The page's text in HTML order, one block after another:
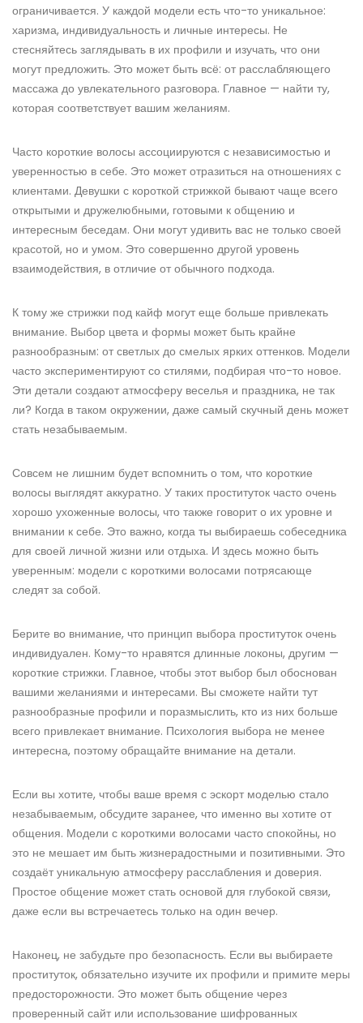
ограничивается. У каждой модели есть что-то уникальное:
харизма, индивидуальность и личные интересы. Не
стесняйтесь заглядывать в их профили и изучать, что они
могут предложить. Это может быть всё: от расслабляющего
массажа до увлекательного разговора. Главное — найти ту,
которая соответствует вашим желаниям.
Часто короткие волосы ассоциируются с независимостью и
уверенностью в себе. Это может отразиться на отношениях с
клиентами. Девушки с короткой стрижкой бывают чаще всего
открытыми и дружелюбными, готовыми к общению и
интересным беседам. Они могут удивить вас не только своей
красотой, но и умом. Это совершенно другой уровень
взаимодействия, в отличие от обычного подхода.
К тому же стрижки под кайф могут еще больше привлекать
внимание. Выбор цвета и формы может быть крайне
разнообразным: от светлых до смелых ярких оттенков. Модели
часто экспериментируют со стилями, подбирая что-то новое.
Эти детали создают атмосферу веселья и праздника, не так
ли? Когда в таком окружении, даже самый скучный день может
стать незабываемым.
Совсем не лишним будет вспомнить о том, что короткие
волосы выглядят аккуратно. У таких проституток часто очень
хорошо ухоженные волосы, что также говорит о их уровне и
внимании к себе. Это важно, когда ты выбираешь собеседника
для своей личной жизни или отдыха. И здесь можно быть
уверенным: модели с короткими волосами потрясающе
следят за собой.
Берите во внимание, что принцип выбора проституток очень
индивидуален. Кому-то нравятся длинные локоны, другим —
короткие стрижки. Главное, чтобы этот выбор был обоснован
вашими желаниями и интересами. Вы сможете найти тут
разнообразные профили и поразмыслить, кто из них больше
всего привлекает внимание. Психология выбора не менее
интересна, поэтому обращайте внимание на детали.
Если вы хотите, чтобы ваше время с эскорт моделью стало
незабываемым, обсудите заранее, что именно вы хотите от
общения. Модели с короткими волосами часто спокойны, но
это не мешает им быть жизнерадостными и позитивными. Это
создаёт уникальную атмосферу расслабления и доверия.
Простое общение может стать основой для глубокой связи,
даже если вы встречаетесь только на один вечер.
Наконец, не забудьте про безопасность. Если вы выбираете
проституток, обязательно изучите их профили и примите меры
предосторожности. Это может быть общение через
проверенный сайт или использование шифрованных